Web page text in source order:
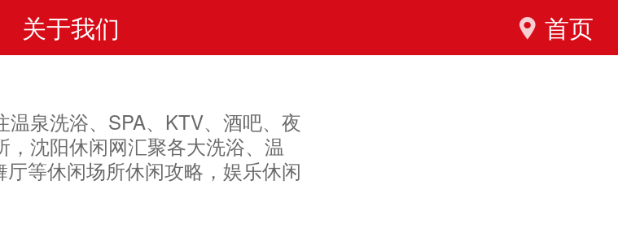
关于我们 首页
温泉洗浴、SPA、KTV、酒吧、夜
，沈阳休闲网汇聚各大洗浴、温
等休闲场所休闲攻略，娱乐休闲